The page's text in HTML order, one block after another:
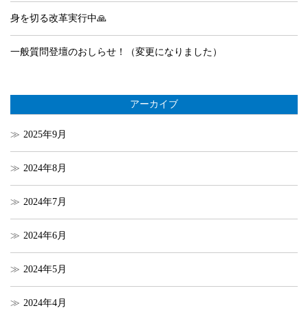
身を切る改革実行中🙏
一般質問登壇のおしらせ！（変更になりました）
アーカイブ
2025年9月
2024年8月
2024年7月
2024年6月
2024年5月
2024年4月